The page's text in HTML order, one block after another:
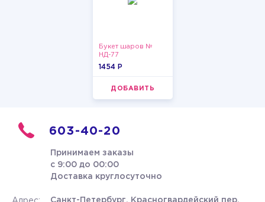
Букет шаров №
НД-77
1454 P
ДОБАВИТЬ
603-40-20
Принимаем заказы
с 9:00 до 00:00
Доставка круглосуточно
Санкт-Петербург, Красногвардейский пер.